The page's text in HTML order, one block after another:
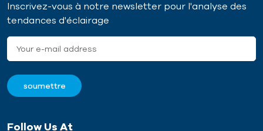
Inscrivez-vous à notre newsletter pour l'analyse des
tendances d'éclairage
Follow Us At